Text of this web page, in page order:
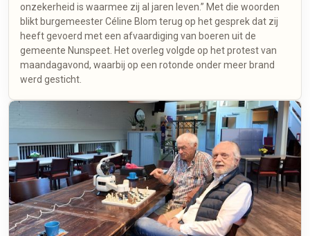
onzekerheid is waarmee zij al jaren leven.” Met die woorden
blikt burgemeester Céline Blom terug op het gesprek dat zij
heeft gevoerd met een afvaardiging van boeren uit de
gemeente Nunspeet. Het overleg volgde op het protest van
maandagavond, waarbij op een rotonde onder meer brand
werd gesticht.